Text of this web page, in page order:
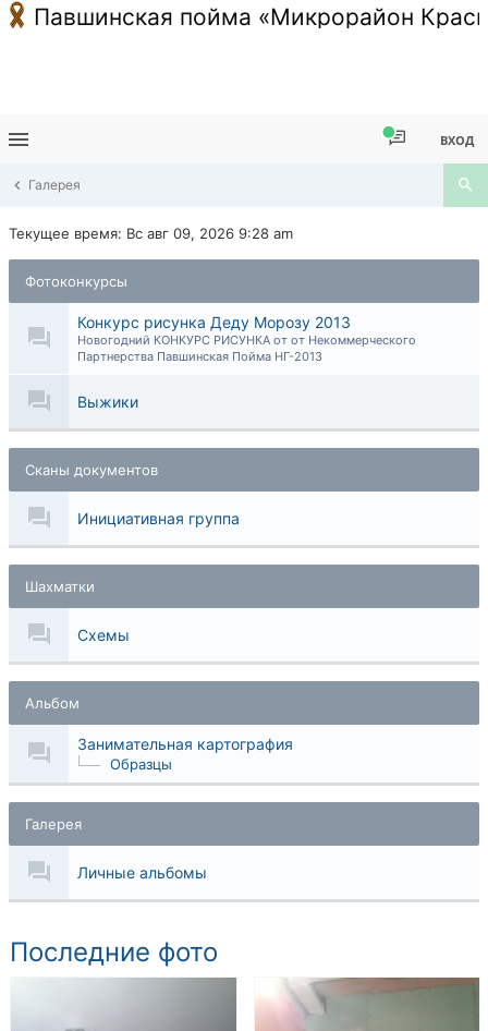
Павшинская пойма «Микрорайон
ВХОД
Галерея
Текущее время: Вс авг 09, 2026 9:28 am
Фотоконкурсы
Конкурс рисунка Деду Морозу 2013
Новогодний КОНКУРС РИСУНКА от от Некоммерческого
Партнерства Павшинская Пойма НГ-2013
Выжики
Сканы документов
Инициативная группа
Шахматки
Схемы
Альбом
Занимательная картография
Образцы
Галерея
Личные альбомы
Последние фото